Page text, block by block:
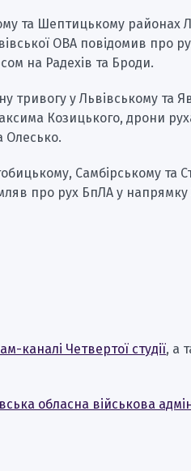
та Шептицькому районах
ОВА повідомив про
на Радехів та Броди.
тривогу у Львівському та
Козицького, дрони
Олесько.
Самбірському та
про рух БпЛА у
каналі Четвертої студії, а
обласна військова